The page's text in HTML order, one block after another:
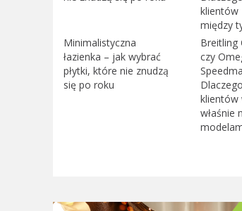
Minimalistyczna
łazienka – jak wybrać
płytki, które nie znudzą
się po roku
Breitling
czy
klientów
właśnie